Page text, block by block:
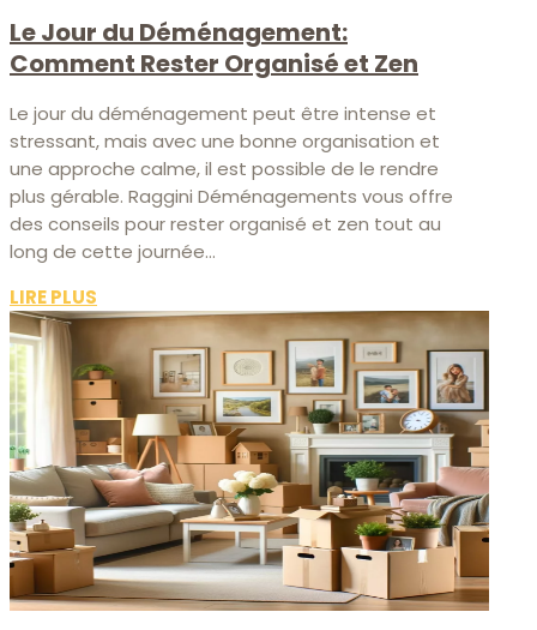
Le Jour du Déménagement:
Comment Rester Organisé et Zen
Le jour du déménagement peut être intense et
stressant, mais avec une bonne organisation et
une approche calme, il est possible de le rendre
plus gérable. Raggini Déménagements vous offre
des conseils pour rester organisé et zen tout au
long de cette journée...
LIRE PLUS